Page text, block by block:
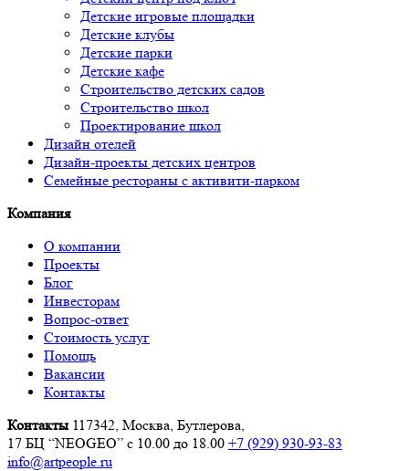
Детские игровые площадки
Детские клубы
Детские парки
Детские кафе
Строительство детских садов
Строительство школ
Проектирование школ
Дизайн отелей
Дизайн-проекты детских центров
Семейные рестораны с активити-парком
Компания
О компании
Проекты
Блог
Инвесторам
Вопрос-ответ
Стоимость услуг
Помощь
Вакансии
Контакты
Контакты 117342, Москва, Бутлерова,
17 БЦ “NEOGEO” с 10.00 до 18.00 +7 (929) 930-93-83
info@artpeople.ru